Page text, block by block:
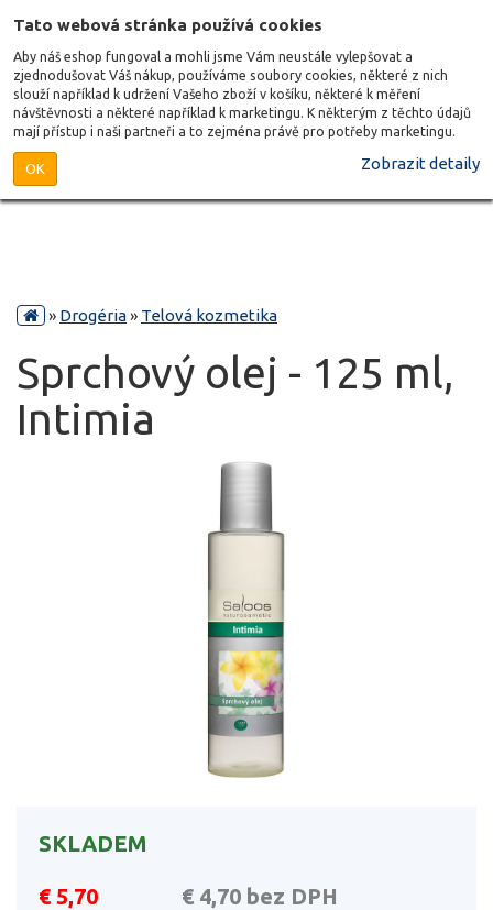
Tato webová stránka používá cookies
Aby náš eshop fungoval a mohli jsme Vám neustále vylepšovat a
zjednodušovat Váš nákup, používáme soubory cookies, některé z nich
slouží například k udržení Vašeho zboží v košíku, některé k měření
návštěvnosti a některé například k marketingu. K některým z těchto údajů
mají přístup i naši partneři a to zejména právě pro potřeby marketingu.
OK Zobrazit detaily
» Drogéria» Telová kozmetika
Sprchový olej - 125 ml,
Intimia
SKLADEM
€ 5,70 € 4,70 bez DPH